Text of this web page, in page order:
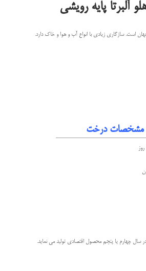
آلبرتا پایه رویشی
است. سازگاری زیادی با انواع آب و هوا و خاک دارد.
مشخصات درخت